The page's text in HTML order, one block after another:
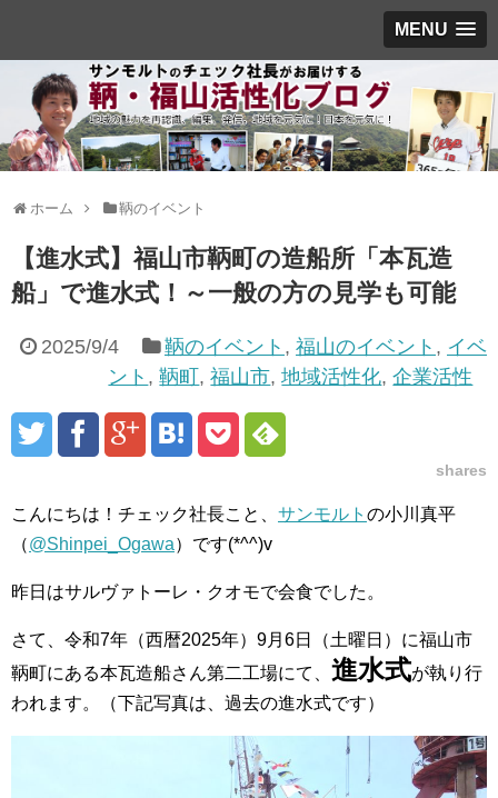
MENU
ホーム 鞆のイベント
【進水式】福山市鞆町の造船所「本瓦造
船」で進水式！～一般の方の見学も可能
2025/9/4 鞆のイベント , 福山のイベント , イベ
ント ,鞆町 ,福山市,地域活性化,企業活性
shares
こんにちは！チェック社長こと、 サンモルト の小川真平
（@Shinpei_Ogawa）です(*^^)v
昨日はサルヴァトーレ・クオモで会食でした。
さて、令和7年（西暦2025年）9月6日（土曜日）に福山市
鞆町にある本瓦造船さん第二工場にて、 進水式が執り行
われます。（下記写真は、過去の進水式です）